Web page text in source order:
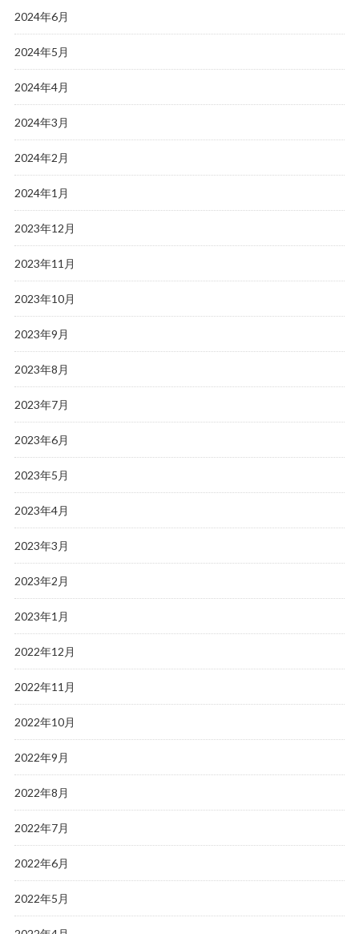
2024年6月
2024年5月
2024年4月
2024年3月
2024年2月
2024年1月
2023年12月
2023年11月
2023年10月
2023年9月
2023年8月
2023年7月
2023年6月
2023年5月
2023年4月
2023年3月
2023年2月
2023年1月
2022年12月
2022年11月
2022年10月
2022年9月
2022年8月
2022年7月
2022年6月
2022年5月